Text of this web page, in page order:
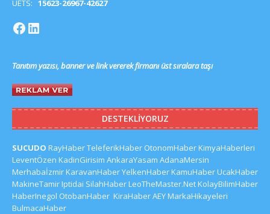
UETS: 15623-26967-42627
Tanıtım yazısı, banner ve link vererek firmanı üst sıralara taşı
DESTEKLIYORUZ
SUCUDO RayHaberTeleferikHaber OtonomHaberKimyaHaberleri
LeventÖzen KadinGirisim AnkaraYasam AdanaMersin
MerhabaİzmirKaravanHaberYelkenHaberKamuHaberUcakHaber
MakineTamirIptidai SilahHaberLeoTheMaster.NetKolayBilimHaber
HaberInegol OtobanHaber KiraHaberAEYMarkaHikayeleri
BulmacaHaber